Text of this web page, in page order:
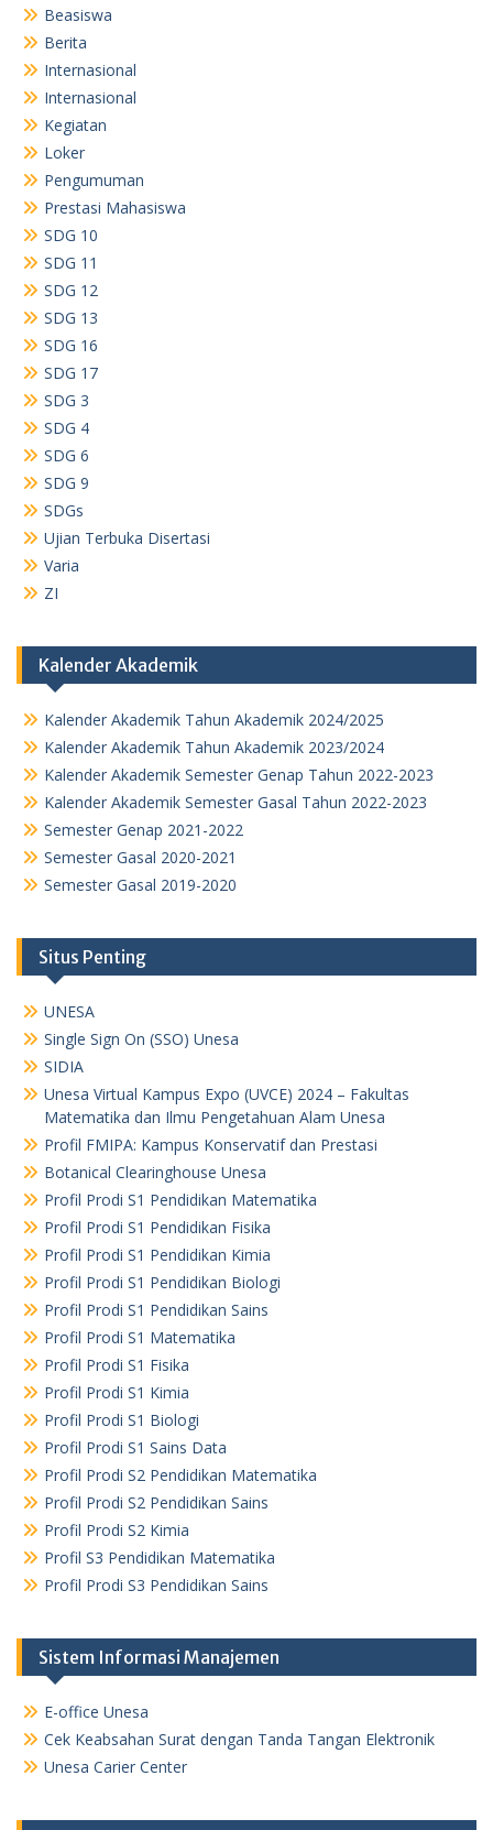
Beasiswa
Berita
Internasional
Internasional
Kegiatan
Loker
Pengumuman
Prestasi Mahasiswa
SDG 10
SDG 11
SDG 12
SDG 13
SDG 16
SDG 17
SDG 3
SDG 4
SDG 6
SDG 9
SDGs
Ujian Terbuka Disertasi
Varia
ZI
Kalender Akademik
Kalender Akademik Tahun Akademik 2024/2025
Kalender Akademik Tahun Akademik 2023/2024
Kalender Akademik Semester Genap Tahun 2022-2023
Kalender Akademik Semester Gasal Tahun 2022-2023
Semester Genap 2021-2022
Semester Gasal 2020-2021
Semester Gasal 2019-2020
Situs Penting
UNESA
Single Sign On (SSO) Unesa
SIDIA
Unesa Virtual Kampus Expo (UVCE) 2024 – Fakultas
Matematika dan Ilmu Pengetahuan Alam Unesa
Profil FMIPA: Kampus Konservatif dan Prestasi
Botanical Clearinghouse Unesa
Profil Prodi S1 Pendidikan Matematika
Profil Prodi S1 Pendidikan Fisika
Profil Prodi S1 Pendidikan Kimia
Profil Prodi S1 Pendidikan Biologi
Profil Prodi S1 Pendidikan Sains
Profil Prodi S1 Matematika
Profil Prodi S1 Fisika
Profil Prodi S1 Kimia
Profil Prodi S1 Biologi
Profil Prodi S1 Sains Data
Profil Prodi S2 Pendidikan Matematika
Profil Prodi S2 Pendidikan Sains
Profil Prodi S2 Kimia
Profil S3 Pendidikan Matematika
Profil Prodi S3 Pendidikan Sains
Sistem Informasi Manajemen
E-office Unesa
Cek Keabsahan Surat dengan Tanda Tangan Elektronik
Unesa Carier Center